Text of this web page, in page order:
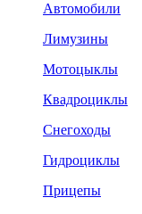
Автомобили
Лимузины
Мотоцыклы
Квадроциклы
Снегоходы
Гидроциклы
Прицепы